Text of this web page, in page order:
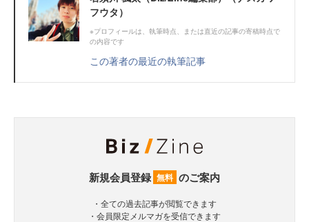
フウタ）
※プロフィールは、執筆時点、または直近の記事の寄稿時点で
の内容です
この著者の最近の執筆記事
新規会員登録 無料 のご案内
・全ての過去記事が閲覧できます
・会員限定メルマガを受信できます